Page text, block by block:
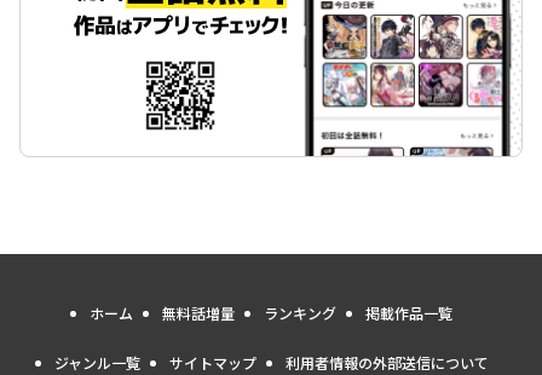
ホーム 無料話増量 ランキング 掲載作品一覧
ジャンル一覧 サイトマップ 利用者情報の外部送信について